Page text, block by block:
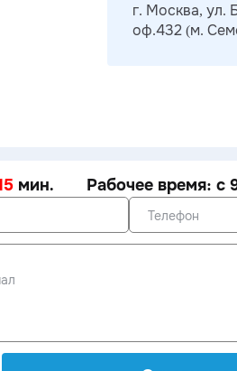
г. Москва, ул.
оф.432 (м.
мин. Рабочее время: с